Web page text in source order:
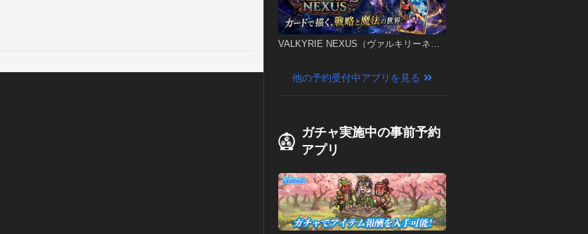
VALKYRIE NEXUS（ヴァルキリーネク
他の予約受付中アプリを見る
ガチャ実施中の事前予約
アプリ